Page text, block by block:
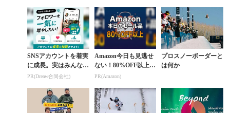
禁
参道でプレミ...
SNSアカウントを着実
に成長。実はみんなコ
コ使ってます。
PR(Dreaw合同会社)
Amazon今日も見逃せ
ない！80%OFF以上が
続々登場
PR(Amazon)
プロスノーボーダーと
は何か